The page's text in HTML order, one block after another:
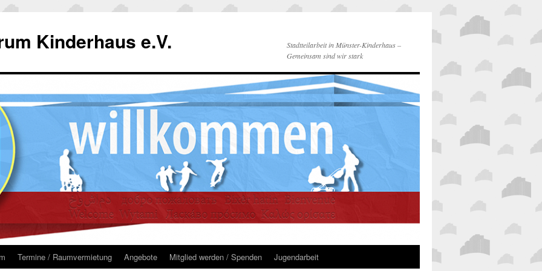
Kinderhaus e.V.
Stadtteilarbeit in Münster-Kinderhaus –
Gemeinsam sind wir stark
Termine / Raumvermietung Angebote Mitglied werden / Spenden Jugendarbeit